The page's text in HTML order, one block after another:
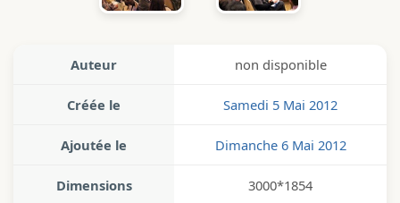
Auteur non disponible
Créée le Samedi 5 Mai 2012
Ajoutée le Dimanche 6 Mai 2012
Dimensions 3000*1854